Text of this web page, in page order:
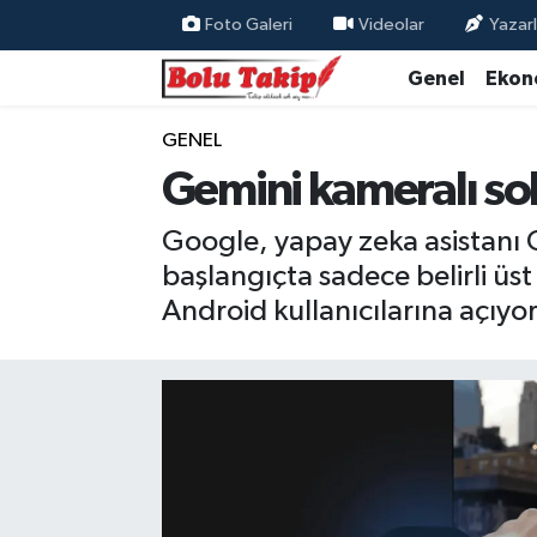
Foto Galeri Videolar
Genel
GENEL
Gemini kameralı
Google, yapay zeka asistanı
başlangıçta sadece belirli
Android kullanıcılarına